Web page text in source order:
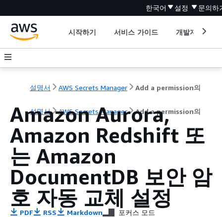
한국어 설정 문의하
시작하기 서비스 가이드 개발자 도구
설명서 AWS Secrets Manager Add a permission의
설명서 AWS Secrets Manager Add a permission의
Amazon Aurora,
Amazon Redshift 또
는 Amazon
DocumentDB 보안 암
호 자동 교체 설정
PDF RSS Markdown 포커스 모드